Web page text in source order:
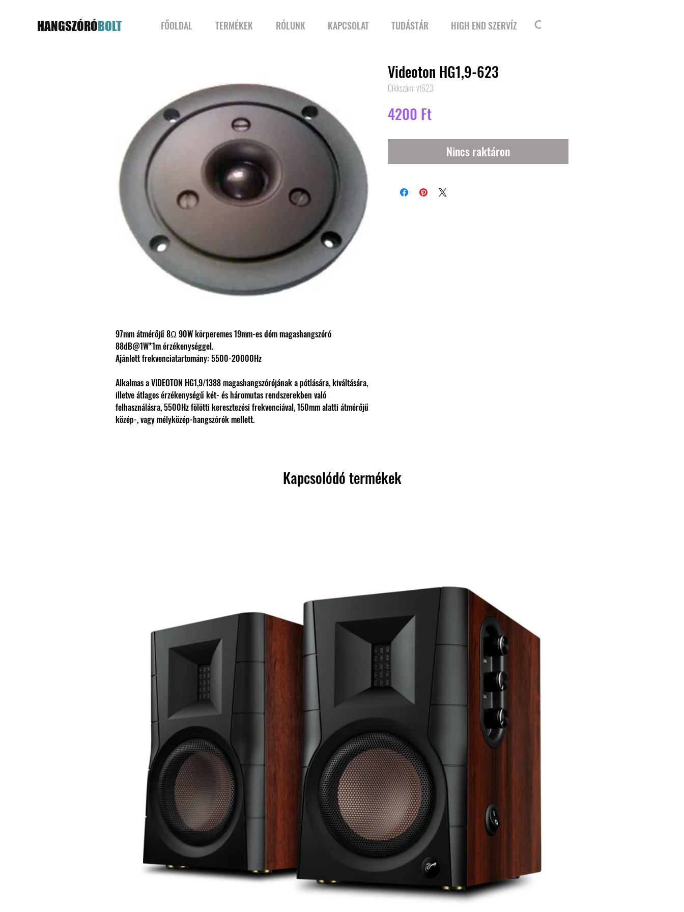
HANGSZÓRÓBOLT FŐOLDAL TERMÉKEK RÓLUNK KAPCSOLAT TUDÁSTÁR HIGH END SZERVÍZ
97mm átmérőjű 8Ω 90W körperemes 19mm-es dóm magashangszóró
88dB@1W*1m érzékenységgel.
Ajánlott frekvenciatartomány: 5500-20000Hz
Alkalmas a VIDEOTON HG1,9/1388 magashangszórójának a pótlására, kiváltására,
illetve átlagos érzékenységű két- és háromutas rendszerekben való
felhasználásra, 5500Hz fölötti keresztezési frekvenciával, 150mm alatti átmérőjű
közép-, vagy mélyközép-hangszórók mellett.
Videoton HG1,9-623
Cikkszám: vt623
4200 FtÁr
Nincs raktáron
Kapcsolódó termékek